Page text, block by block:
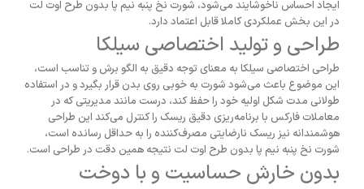
ایجاد احساس ناخوشایند می‌شود، شورت نخ پنبه نیم پا بدون طرح اوت لت
در این بخش عملکردی کاملا قابل اعتماد دارد.
طراحی و تولید اختصاصی سیلکا
طراحی اختصاصی سیلکا به معنای توجه دقیق به الگو برش و تناسب است،
این موضوع باعث می‌شود شورت به خوبی روی بدن قرار بگیرد و در استفاده
طولانی مدت شکل اولیه خود را حفظ کند، درست مانند مدیریتی که در
معاملات فارکس با برنامه‌ریزی دقیق ریسک را کنترل می‌کند این طراحی
هوشمندانه نیز ریسک نارضایتی مصرف‌کننده را به حداقل رسانده است،
شورت نخ پنبه نیم پا بدون طرح اوت لت نتیجه همین دقت در طراحی است.
بدون خارش حساسیت و با دوخت